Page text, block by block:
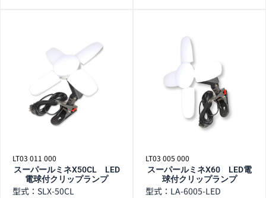
LT03 011 000
スーパールミネX50CL LED
電球付クリップランプ
型式：SLX-50CL
LT03 005 000
スーパールミネX60 LED電
球付クリップランプ
型式：LA-6005-LED